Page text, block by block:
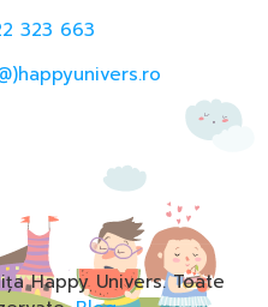
323 663
Happy Univers. Toate